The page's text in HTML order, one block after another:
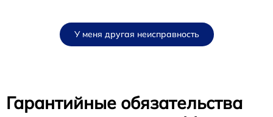
У меня другая неисправность
Гарантийные обязательства